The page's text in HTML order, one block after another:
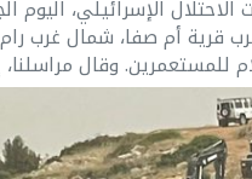
الإسرائيلي، اليوم
قرية أم صفا، شمال غرب رام
للمستعمرين. وقال